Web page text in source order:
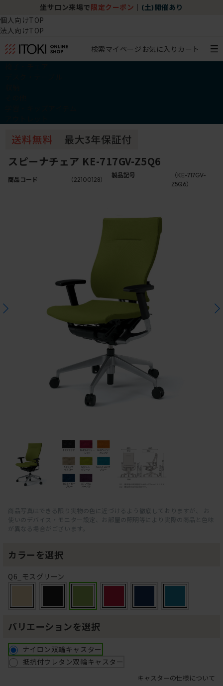
坐サロン来場で 限定クーポン (土)開催あり
個人向けTOP
法人向けTOP
検索マイページ お気に入り カート
スピーナチェア KE-717GV-Z5Q6
商品コード （22100128）
製品記号
（KE-717GV-
Z5Q6）
商品写真はできる限り実物の色に近づけるよう徹底しておりますが、 お
使いのデバイス・モニター設定、お部屋の照明等により実際の商品と色味
が異なる場合がございます。
カラーを選択
Q6_モスグリーン
バリエーションを選択
ナイロン双輪キャスター
抵抗付ウレタン双輪キャスター
キャスターの仕様について